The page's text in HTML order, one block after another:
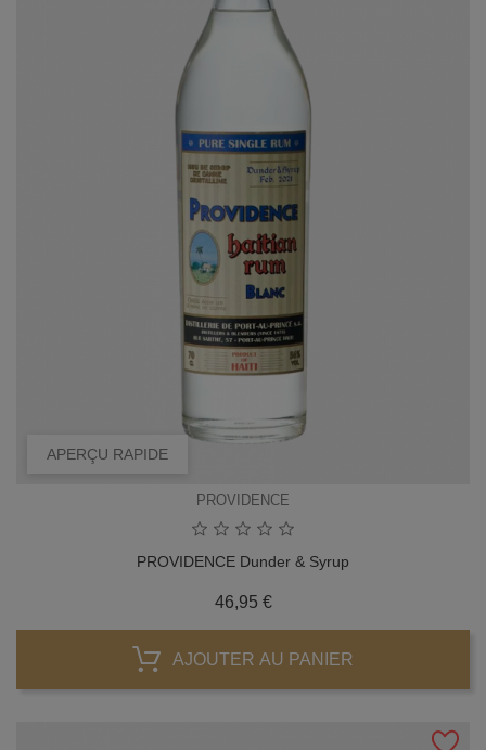
APERÇU RAPIDE
PROVIDENCE
PROVIDENCE Dunder & Syrup
46,95 €Prix
AJOUTER AU PANIER